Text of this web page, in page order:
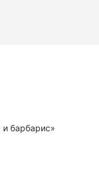
барбарис»